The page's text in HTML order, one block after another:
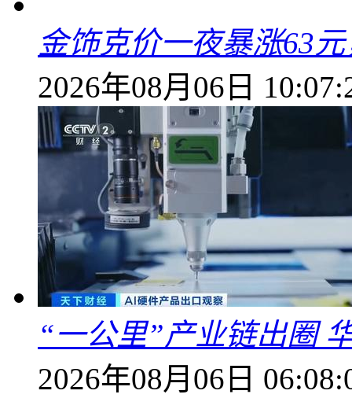
金饰克价一夜暴涨63
2026年08月06日
“一公里”产业链出圈
2026年08月06日